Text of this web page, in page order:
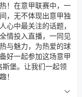
！在意甲联赛中，一
，无不体现出意甲独
心中最关注的话题，
情投入直播，一同见
与魅力，为热爱的球
好一起参加这场意甲
堡。让我们一起领
！